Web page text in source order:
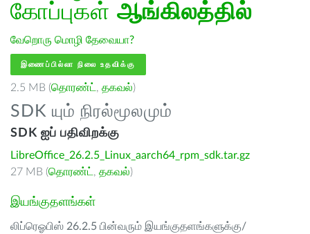
கோப்புகள் ஆங்கிலத்தில்
வேறொரு மொழி தேவையா?
இணைப்பில்லா நிலை உதவிக்கு
2.5 MB (தொரண்ட் , தகவல்)
SDK யும் நிரல்மூலமும்
SDK ஐப் பதிவிறக்கு
LibreOffice_26.2.5_Linux_aarch64_rpm_sdk.tar.gz
27 MB (தொரண்ட் , தகவல்)
இயங்குதளங்கள்
லிப்ரெஓபிஸ் 26.2.5 பின்வரும் இயங்குதளங்களுக்கு/